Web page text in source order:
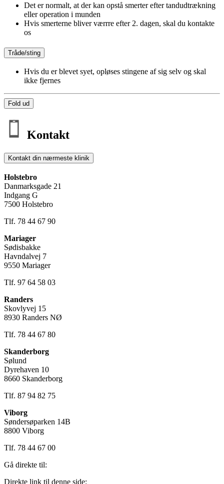
Det er normalt, at der kan opstå smerter efter tandudtrækning
eller operation i munden
Hvis smerterne bliver værrre efter 2. dagen, skal du kontakte
os
Tråde/sting
Hvis du er blevet syet, opløses stingene af sig selv og skal
ikke fjernes
Fold ud
Kontakt
Kontakt din nærmeste klinik
Holstebro
Danmarksgade 21
Indgang G
7500 Holstebro
Tlf. 78 44 67 90
Mariager
Sødisbakke
Havndalvej 7
9550 Mariager
Tlf. 97 64 58 03
Randers
Skovlyvej 15
8930 Randers NØ
Tlf. 78 44 67 80
Skanderborg
Sølund
Dyrehaven 10
8660 Skanderborg
Tlf. 87 94 82 75
Viborg
Søndersøparken 14B
8800 Viborg
Tlf. 78 44 67 00
Gå direkte til:
Direkte link til denne side: